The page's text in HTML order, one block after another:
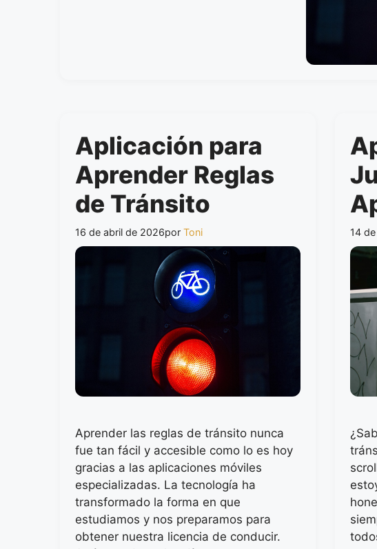
Aplicación para
Aprender Reglas
de Tránsito
16 de abril de 2026por Toni
Aprender las reglas de tránsito nunca
fue tan fácil y accesible como lo es hoy
gracias a las aplicaciones móviles
especializadas. La tecnología ha
transformado la forma en que
estudiamos y nos preparamos para
obtener nuestra licencia de conducir.
14